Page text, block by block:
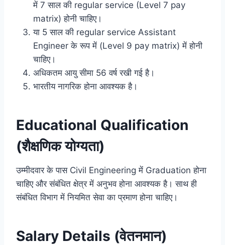
में 7 साल की regular service (Level 7 pay
matrix) होनी चाहिए।
या 5 साल की regular service Assistant
Engineer के रूप में (Level 9 pay matrix) में होनी
चाहिए।
अधिकतम आयु सीमा 56 वर्ष रखी गई है।
भारतीय नागरिक होना आवश्यक है।
Educational Qualification
(शैक्षणिक योग्यता)
उम्मीदवार के पास Civil Engineering में Graduation होना
चाहिए और संबंधित क्षेत्र में अनुभव होना आवश्यक है। साथ ही
संबंधित विभाग में नियमित सेवा का प्रमाण होना चाहिए।
Salary Details (वेतनमान)